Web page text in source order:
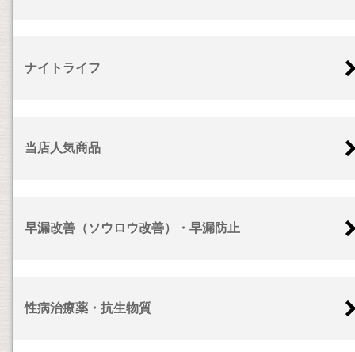
ナイトライフ
当店人気商品
早漏改善（ソウロウ改善）・早漏防止
性病治療薬・抗生物質